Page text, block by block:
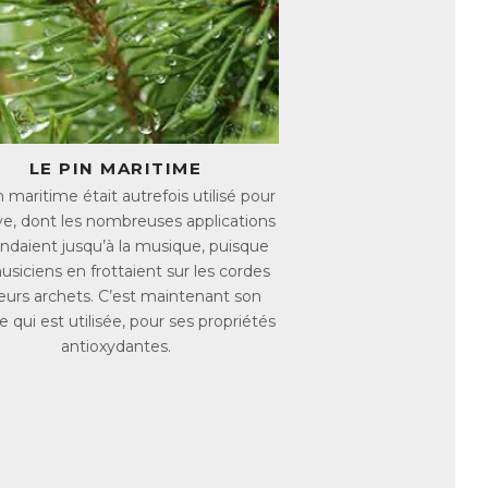
un principe bioactif ayant fait l’objet
de Curcuma, qui apporte l'équivalent
! Le Curcuma, forme d’apport
au quotidien.
articulations, des os, des
Avec l’âge, le renouvellement du
douleurs articulaires apparaissent
La Vitamine C et le Cuivre favorisent
participe à la fabrication de
de minéraux dans l’os. La
LE PIN MARITIME
maritime était autrefois utilisé pour
dont les nombreuses applications
jusqu’à la musique, puisque
en frottaient sur les cordes
archets. C’est maintenant son
qui est utilisée, pour ses propriétés
antioxydantes.